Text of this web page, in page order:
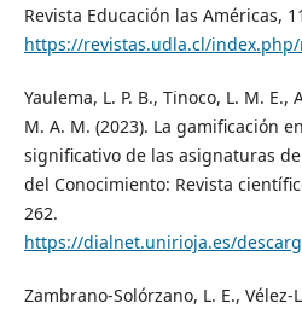
Revista Educación las Américas,
https://revistas.udla.cl/
Yaulema, L. P. B., Tinoco, L. M. E.,
M. A. M. (2023). La gamificación
significativo de las asignaturas
del Conocimiento: Revista
262.
https://dialnet.unirioja.es/
Zambrano-Solórzano, L. E., Vélez-